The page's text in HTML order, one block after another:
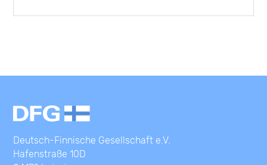
Deutsch-Finnische Gesellschaft e.V.
Hafenstraße 10D